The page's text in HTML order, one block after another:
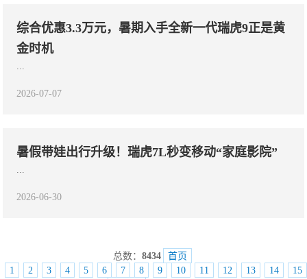
综合优惠3.3万元，暑期入手全新一代瑞虎9正是黄
金时机
...
2026-07-07
暑假带娃出行升级！瑞虎7L秒变移动“家庭影院”
...
2026-06-30
总数： 8434
首页
1
2 3 4 5 6 7 8 9 10 11 12 13 14
15